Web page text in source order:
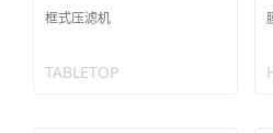
框式压滤机
TABLETOP